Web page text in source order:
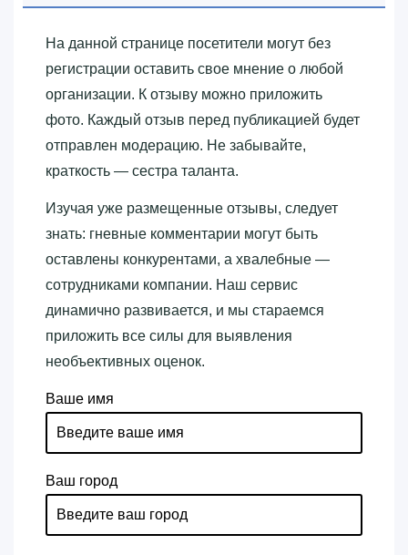
На данной странице посетители могут без
регистрации оставить свое мнение о любой
организации. К отзыву можно приложить
фото. Каждый отзыв перед публикацией будет
отправлен модерацию. Не забывайте,
краткость — сестра таланта.
Изучая уже размещенные отзывы, следует
знать: гневные комментарии могут быть
оставлены конкурентами, а хвалебные —
сотрудниками компании. Наш сервис
динамично развивается, и мы стараемся
приложить все силы для выявления
необъективных оценок.
Ваше имя
Ваш город